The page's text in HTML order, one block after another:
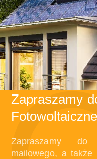
Zapraszamy
Zapraszamy do
mailowego, a także